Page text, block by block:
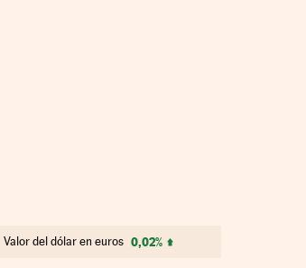
Valor del dólar en euros 0,02%